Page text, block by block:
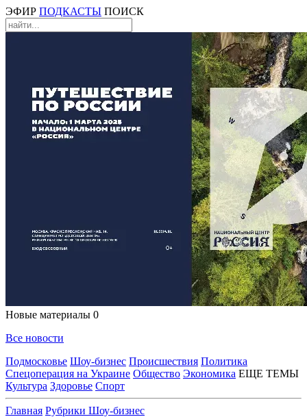
ЭФИР ПОДКАСТЫ ПОИСК
Новые материалы 0
Все новости
Подмосковье Шоу-бизнес Происшествия Политика
Спецоперация на Украине Общество Экономика ЕЩЕ ТЕМЫ
Культура Здоровье Спорт
Главная Рубрики Шоу-бизнес